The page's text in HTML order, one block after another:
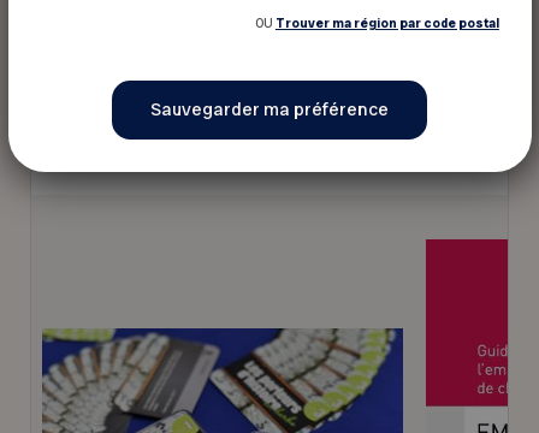
OU Trouver ma région par code postal